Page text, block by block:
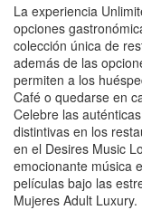
La experiencia
opciones
colección única de
además de las
permiten a los
Café o quedarse en
Celebre las
distintivas en los
en el Desires Music
emocionante música
películas bajo las
Mujeres Adult Luxury.